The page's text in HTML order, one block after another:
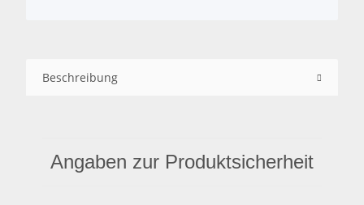
Beschreibung
Angaben zur Produktsicherheit